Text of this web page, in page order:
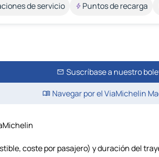
de servicio Puntos de recarga
Suscríbase a nuestro
Navegar por el ViaMichelin
coste por pasajero) y duración del